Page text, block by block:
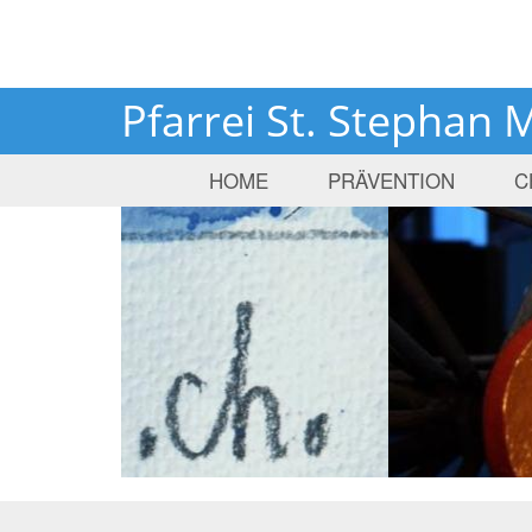
Pfarrei St. Stephan
HOME PRÄVENTION